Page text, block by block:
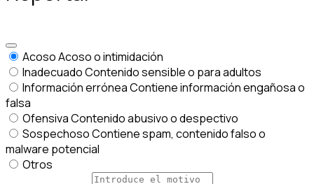
AcosoAcoso o intimidación
InadecuadoContenido sensible o para adultos
Información erróneaContiene información engañosa o
falsa
OfensivaContenido abusivo o despectivo
SospechosoContiene spam, contenido falso o
malware potencial
Otros